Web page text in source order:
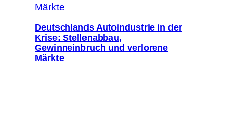
Deutschlands Autoindustrie in der
Krise: Stellenabbau,
Gewinneinbruch und verlorene
Märkte